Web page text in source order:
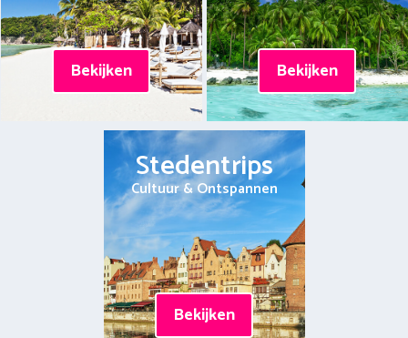
Bekijken Bekijken
Stedentrips
Cultuur & Ontspannen
Bekijken